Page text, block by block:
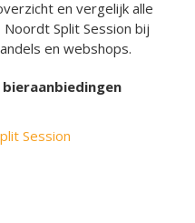
en vergelijk alle
Split Session bij
en webshops.
Session